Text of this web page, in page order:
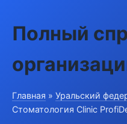
Полный
Главная » Уральский
Стоматология Clinic